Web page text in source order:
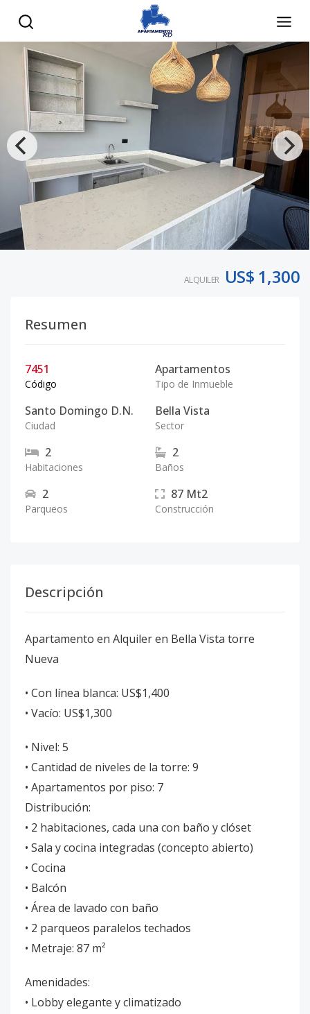
ALQUILER US$ 1,300
Resumen
7451
Código
Apartamentos
Tipo de Inmueble
Santo Domingo D.N.
Ciudad
Bella Vista
Sector
2
Habitaciones
2
Baños
2
Parqueos
87 Mt2
Construcción
Descripción
Apartamento en Alquiler en Bella Vista torre
Nueva
• Con línea blanca: US$1,400
• Vacío: US$1,300
• Nivel: 5
• Cantidad de niveles de la torre: 9
• Apartamentos por piso: 7
Distribución:
• 2 habitaciones, cada una con baño y clóset
• Sala y cocina integradas (concepto abierto)
• Cocina
• Balcón
• Área de lavado con baño
• 2 parqueos paralelos techados
• Metraje: 87 m²
Amenidades:
• Lobby elegante y climatizado